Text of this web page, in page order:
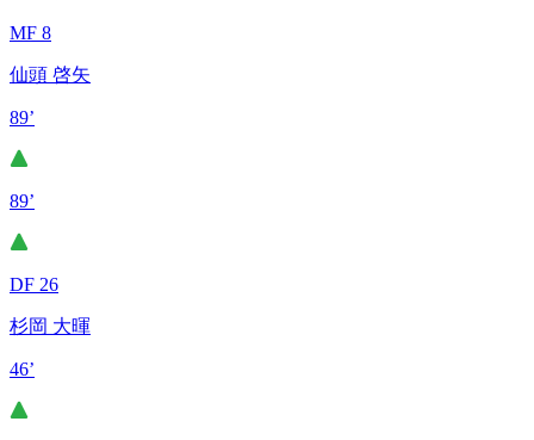
MF 8
仙頭 啓矢
89’
89’
DF 26
杉岡 大暉
46’